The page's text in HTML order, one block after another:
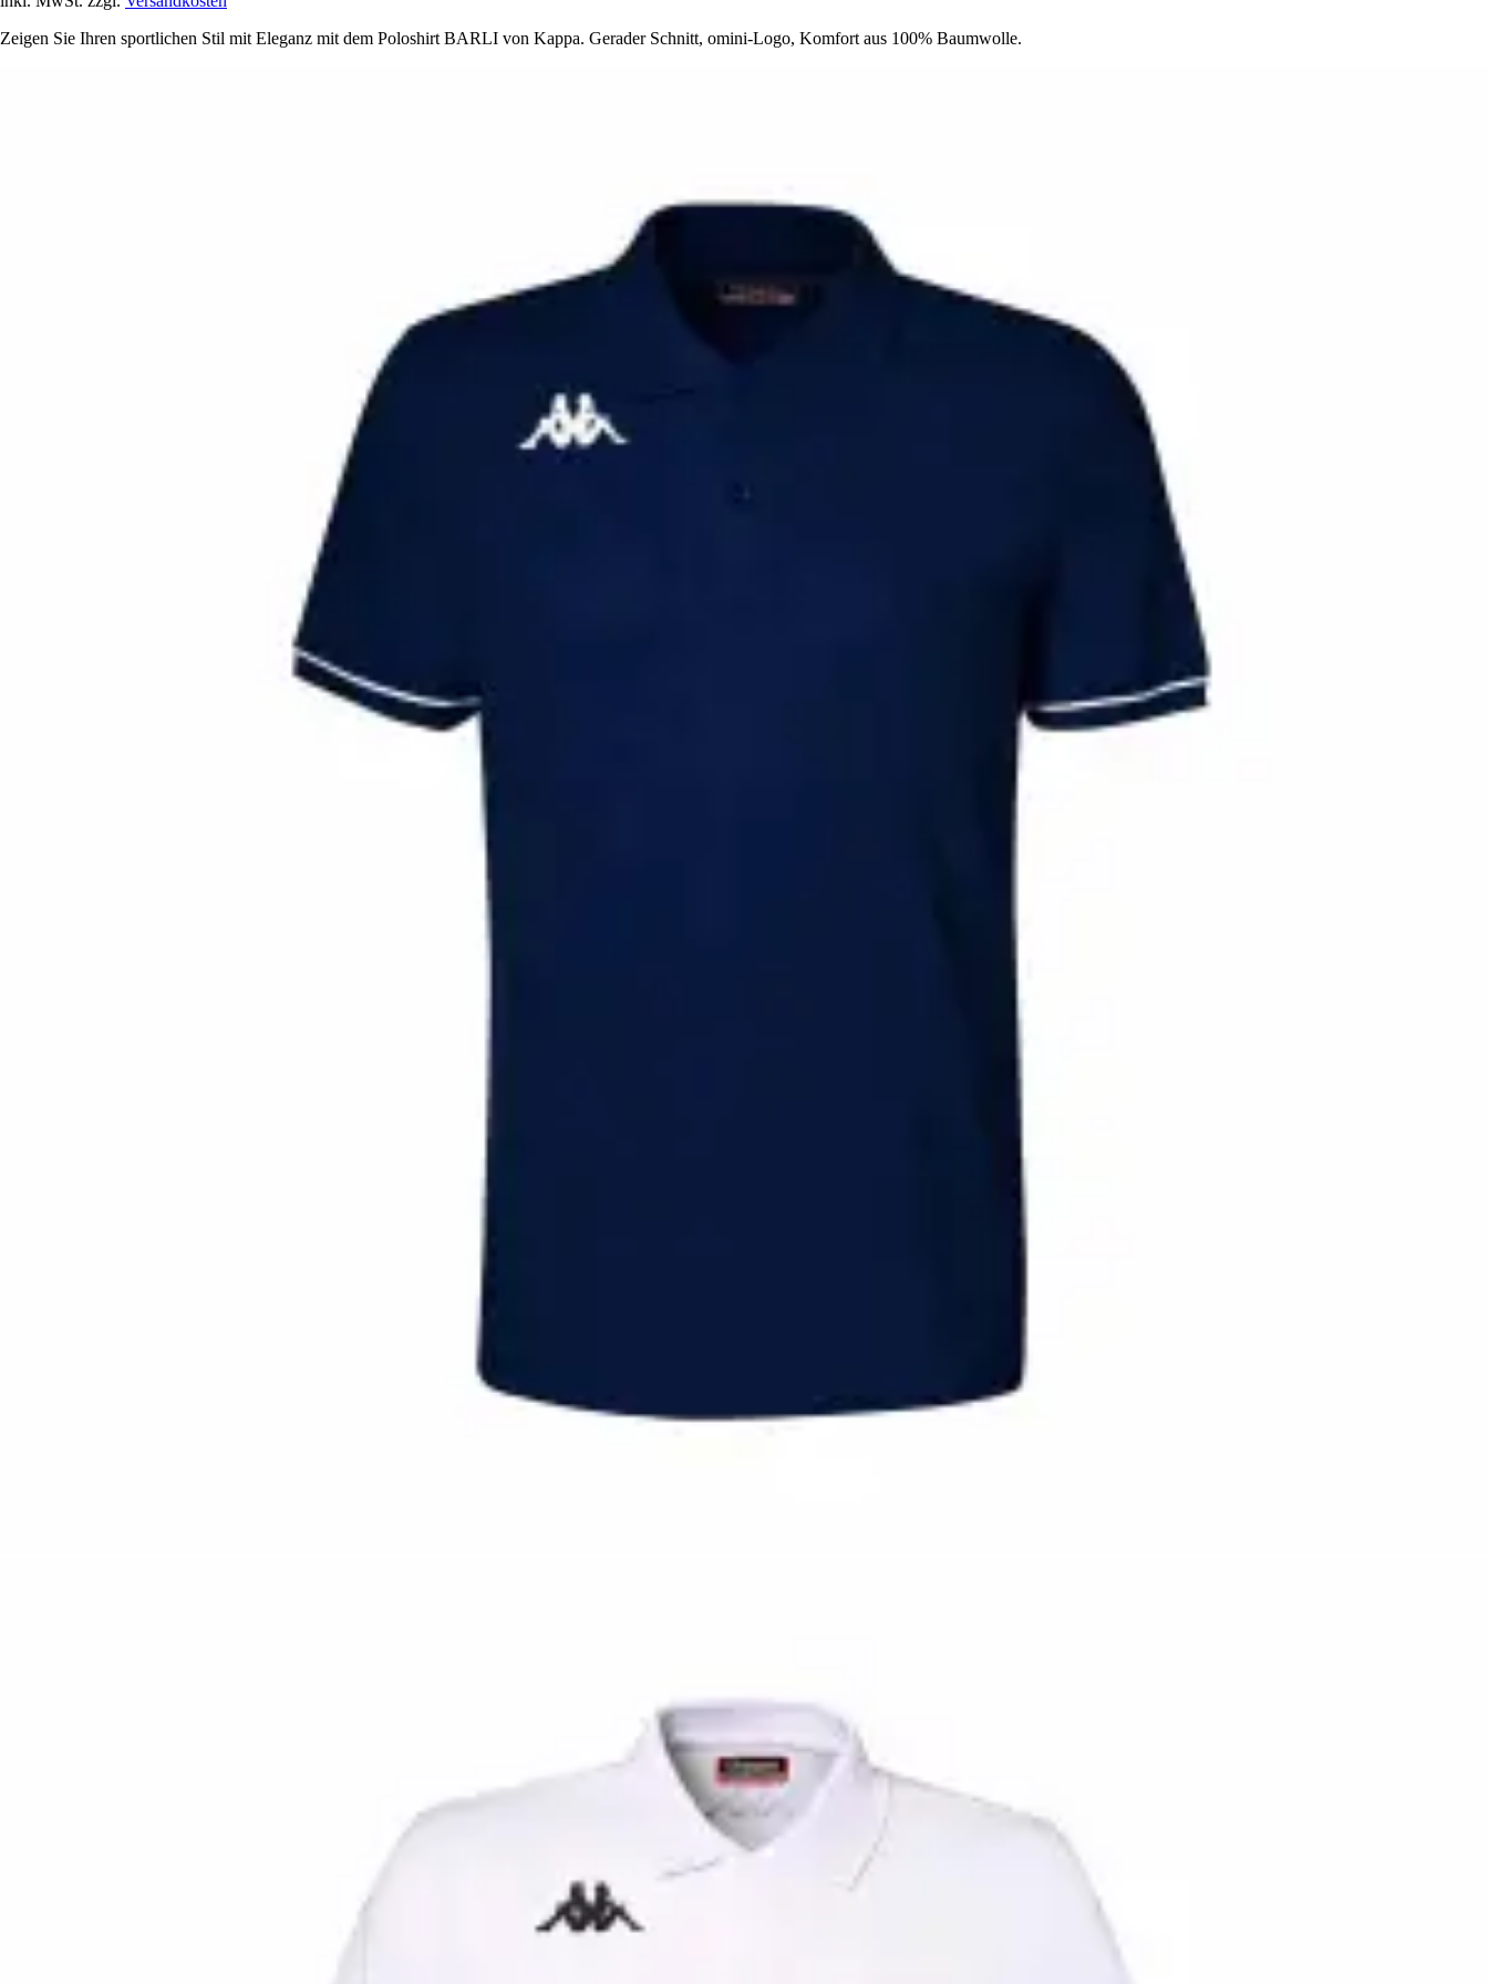
Zeigen Sie Ihren sportlichen Stil mit Eleganz mit dem Poloshirt BARLI von Kappa. Gerader Schnitt, omini-Logo, Komfort aus 100% Baumwolle.